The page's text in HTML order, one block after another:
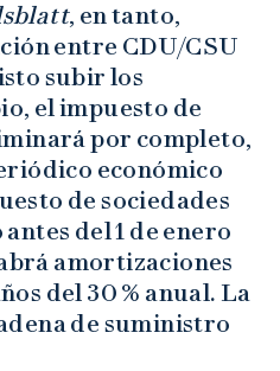
, en tanto,
entre CDU/CSU
subir los
el impuesto de
por completo,
económico
de sociedades
del 1 de enero
amortizaciones
del 30 % anual. La
de suministro